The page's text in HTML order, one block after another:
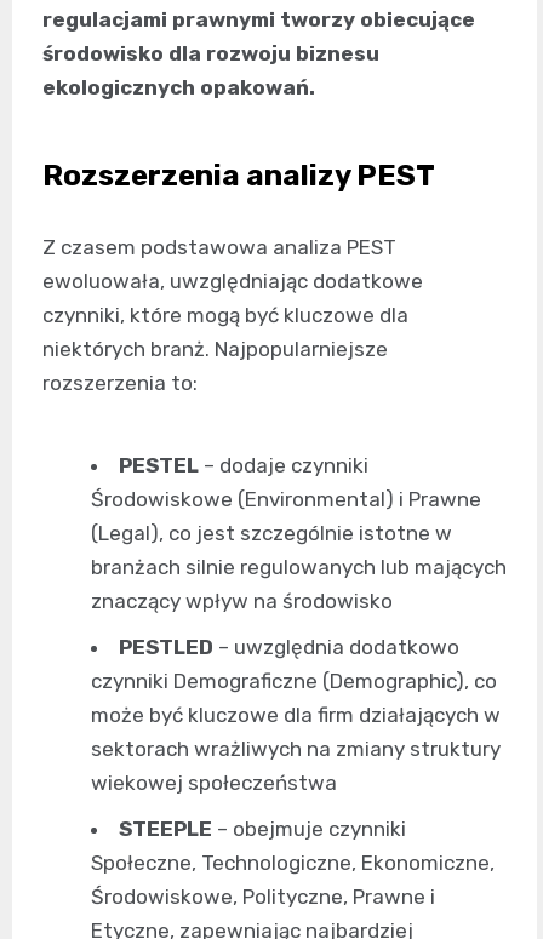
regulacjami prawnymi tworzy obiecujące
środowisko dla rozwoju biznesu
ekologicznych opakowań.
Rozszerzenia analizy PEST
Z czasem podstawowa analiza PEST
ewoluowała, uwzględniając dodatkowe
czynniki, które mogą być kluczowe dla
niektórych branż. Najpopularniejsze
rozszerzenia to:
PESTEL – dodaje czynniki
Środowiskowe (Environmental) i Prawne
(Legal), co jest szczególnie istotne w
branżach silnie regulowanych lub mających
znaczący wpływ na środowisko
PESTLED – uwzględnia dodatkowo
czynniki Demograficzne (Demographic), co
może być kluczowe dla firm działających w
sektorach wrażliwych na zmiany struktury
wiekowej społeczeństwa
STEEPLE – obejmuje czynniki
Społeczne, Technologiczne, Ekonomiczne,
Środowiskowe, Polityczne, Prawne i
Etyczne, zapewniając najbardziej